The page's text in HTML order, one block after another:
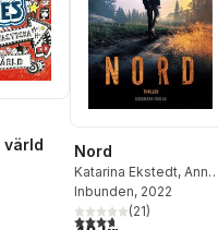
värld
Totalt antal röster:
Nord
Katarina Ekstedt, Anna
Winberg Sääf
Inbunden, 2022
3,7utav 5 stjärnor.
(21)